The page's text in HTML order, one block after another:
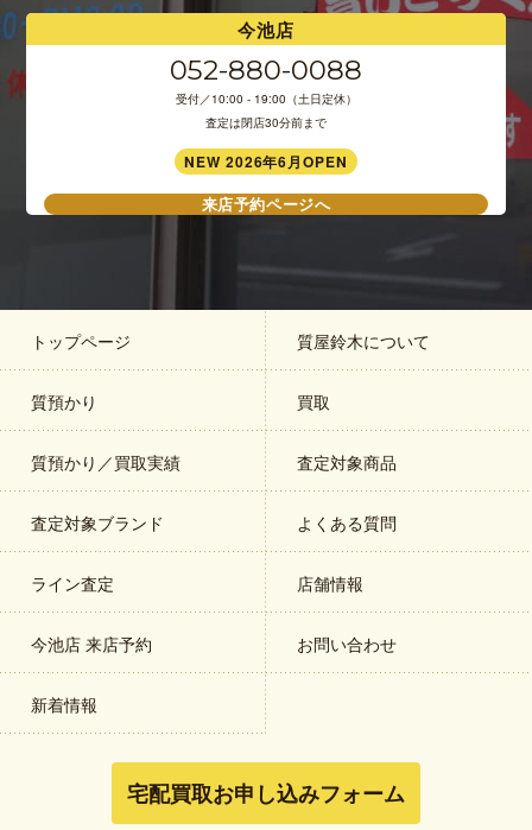
今池店
052-880-0088
受付／10:00 - 19:00（土日定休）
査定は閉店30分前まで
NEW 2026年6月OPEN
来店予約ページへ
トップページ 質屋鈴木について
質預かり 買取
質預かり／買取実績 査定対象商品
査定対象ブランド よくある質問
ライン査定 店舗情報
今池店 来店予約 お問い合わせ
新着情報
宅配買取お申し込みフォーム